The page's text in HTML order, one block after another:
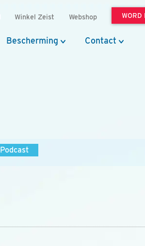
Winkel Zeist Webshop WORD
Bescherming Contact
Podcast